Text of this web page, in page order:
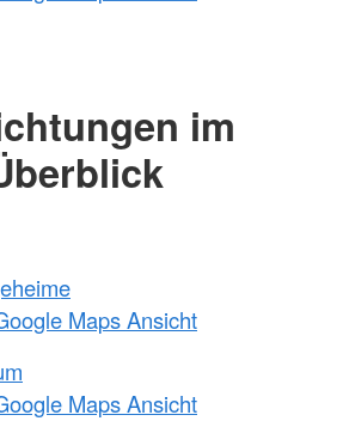
im
Maps Ansicht
Maps Ansicht